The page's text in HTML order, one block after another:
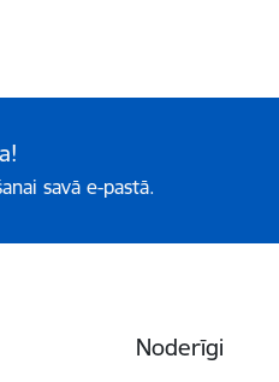
savā e-pastā.
Noderīgi